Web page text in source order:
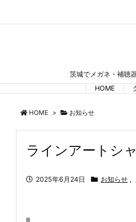
茨城でメガネ・補聴
HOME
HOME > お知らせ
ラインアートシ
2025年6月24日 お知らせ ,